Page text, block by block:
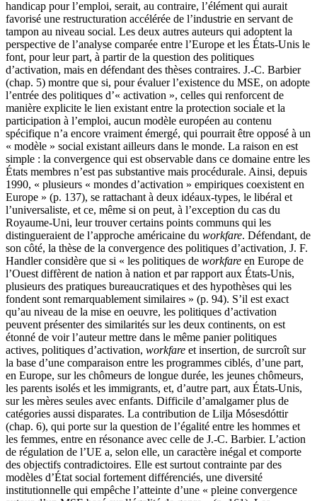
handicap pour l’emploi, serait, au contraire, l’élément qui aurait
favorisé une restructuration accélérée de l’industrie en servant de
tampon au niveau social. Les deux autres auteurs qui adoptent la
perspective de l’analyse comparée entre l’Europe et les États-Unis le
font, pour leur part, à partir de la question des politiques
d’activation, mais en défendant des thèses contraires. J.-C. Barbier
(chap. 5) montre que si, pour évaluer l’existence du MSE, on adopte
l’entrée des politiques d’« activation », celles qui renforcent de
manière explicite le lien existant entre la protection sociale et la
participation à l’emploi, aucun modèle européen au contenu
spécifique n’a encore vraiment émergé, qui pourrait être opposé à un
« modèle » social existant ailleurs dans le monde. La raison en est
simple : la convergence qui est observable dans ce domaine entre les
États membres n’est pas substantive mais procédurale. Ainsi, depuis
1990, « plusieurs « mondes d’activation » empiriques coexistent en
Europe » (p. 137), se rattachant à deux idéaux-types, le libéral et
l’universaliste, et ce, même si on peut, à l’exception du cas du
Royaume-Uni, leur trouver certains points communs qui les
distingueraient de l’approche américaine du workfare. Défendant, de
son côté, la thèse de la convergence des politiques d’activation, J. F.
Handler considère que si « les politiques de workfare en Europe de
l’Ouest diffèrent de nation à nation et par rapport aux États-Unis,
plusieurs des pratiques bureaucratiques et des hypothèses qui les
fondent sont remarquablement similaires » (p. 94). S’il est exact
qu’au niveau de la mise en oeuvre, les politiques d’activation
peuvent présenter des similarités sur les deux continents, on est
étonné de voir l’auteur mettre dans le même panier politiques
actives, politiques d’activation, workfare et insertion, de surcroît sur
la base d’une comparaison entre les programmes ciblés, d’une part,
en Europe, sur les chômeurs de longue durée, les jeunes chômeurs,
les parents isolés et les immigrants, et, d’autre part, aux États-Unis,
sur les mères seules avec enfants. Difficile d’amalgamer plus de
catégories aussi disparates. La contribution de Lilja Mósesdóttir
(chap. 6), qui porte sur la question de l’égalité entre les hommes et
les femmes, entre en résonance avec celle de J.-C. Barbier. L’action
de régulation de l’UE a, selon elle, un caractère inégal et comporte
des objectifs contradictoires. Elle est surtout contrainte par des
modèles d’État social fortement différenciés, une diversité
institutionnelle qui empêche l’atteinte d’une « pleine convergence